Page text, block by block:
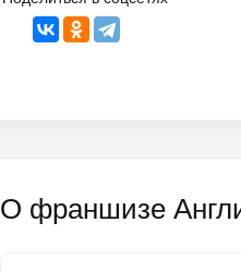
О франшизе